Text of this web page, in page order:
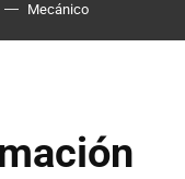
Mecánico